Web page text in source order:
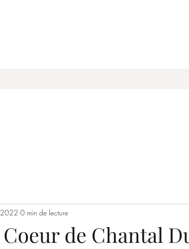
de Chantal
0 min de lecture